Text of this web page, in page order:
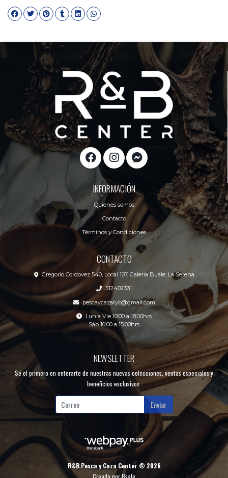
INFORMACIÓN
Quiénes somos
Contacto
Términos y Condiciones
CONTACTO
Gregorio Cordovez 540, Local 107, Galeria Buale, La Serena
512402331
pescaycazaryb@gmail.com
Lun a Vie 10:00 a 18:00hrs
Sáb 10:00 a 15:00hrs
NEWSLETTER
Sé el primero en enterarte de nuestras nuevas colecciones, ventas especiales y
beneficios exclusivos.
Enviar
R&B Pesca y Caza Center © 2026